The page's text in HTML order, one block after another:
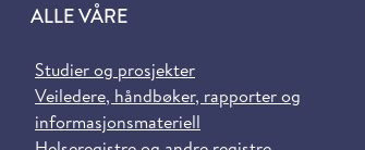
ALLE VÅRE
Studier og prosjekter
Veiledere, håndbøker, rapporter og
informasjonsmateriell